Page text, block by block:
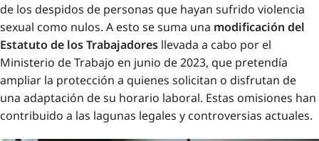
de los despidos de personas que hayan sufrido violencia
sexual como nulos. A esto se suma una modificación del
Estatuto de los Trabajadores llevada a cabo por el
Ministerio de Trabajo en junio de 2023, que pretendía
ampliar la protección a quienes solicitan o disfrutan de
una adaptación de su horario laboral. Estas omisiones han
contribuido a las lagunas legales y controversias actuales.